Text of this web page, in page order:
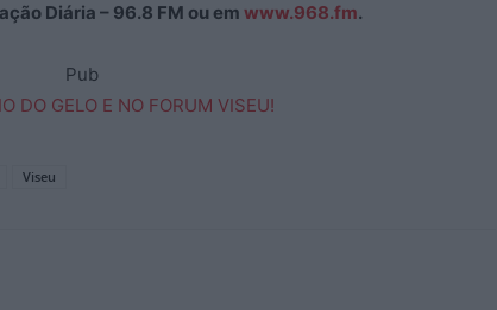
Diária – 96.8 FM ou em www.968.fm.
Pub
Viseu